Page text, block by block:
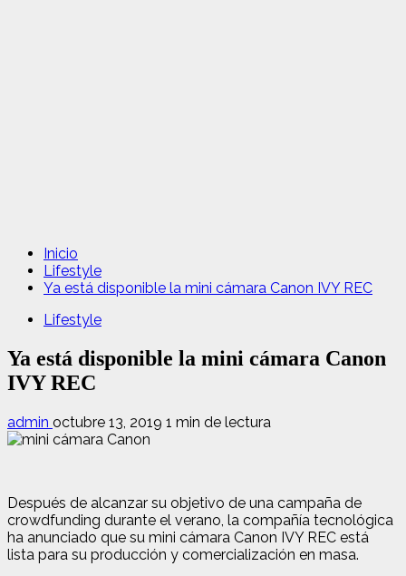
Inicio
Lifestyle
Ya está disponible la mini cámara Canon IVY REC
Lifestyle
Ya está disponible la mini cámara Canon
IVY REC
admin octubre 13, 2019 1 min de lectura
Después de alcanzar su objetivo de una campaña de
crowdfunding durante el verano, la compañía tecnológica
ha anunciado que su mini cámara Canon IVY REC está
lista para su producción y comercialización en masa.